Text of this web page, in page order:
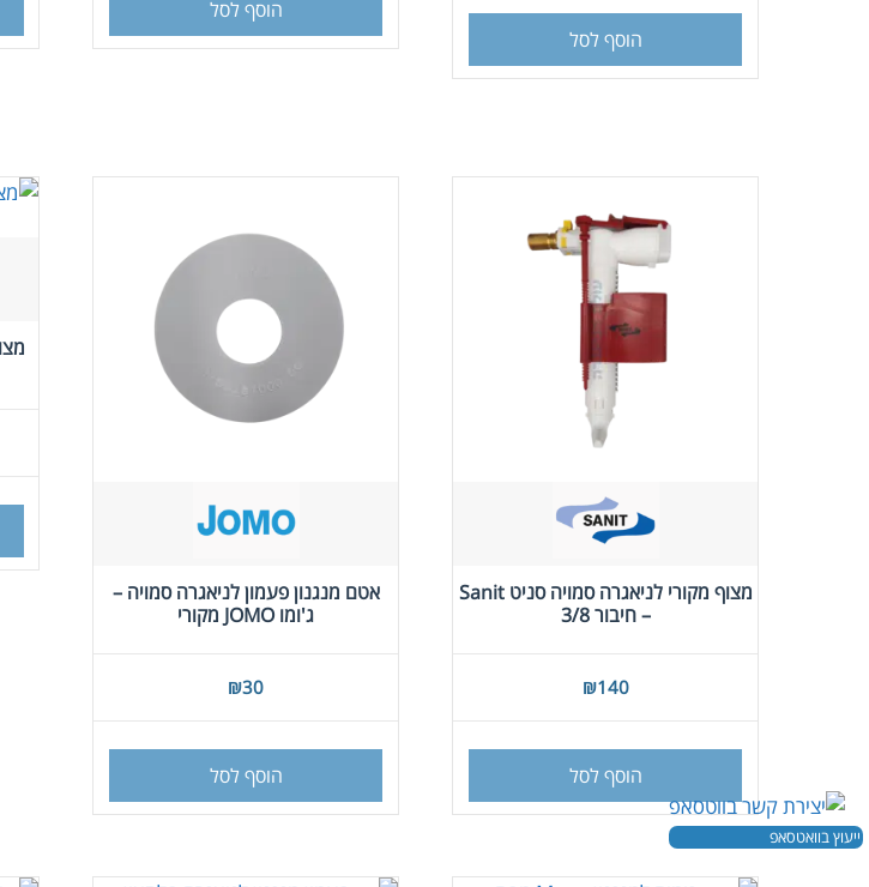
הוסף לסל
הוסף לסל
מצוף מקורי לניאגרה סמויה סניט Sanit
– חיבור 3/8
₪140
הוסף לסל
אטם מנגנון פעמון לניאגרה סמויה –
ג'ומו JOMO מקורי
₪30
הוסף לסל
ייעוץ בוואטסאפ